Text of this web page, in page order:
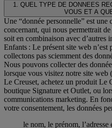
1. QUEL TYPE DE DONNEES
VOUS ET A
Une “donnée personnelle” est
concernant, qui nous permettrait
soit en combinaison avec d’autres
Enfants : Le présent site web n’est
collectons pas sciemment des
Nous pouvons collecter des
lorsque vous visitez notre site web
Le Creuset, achetez un produit Le
boutique Signature et Outlet, ou
communications marketing. En
votre consentement, les données
le nom, le prénom,